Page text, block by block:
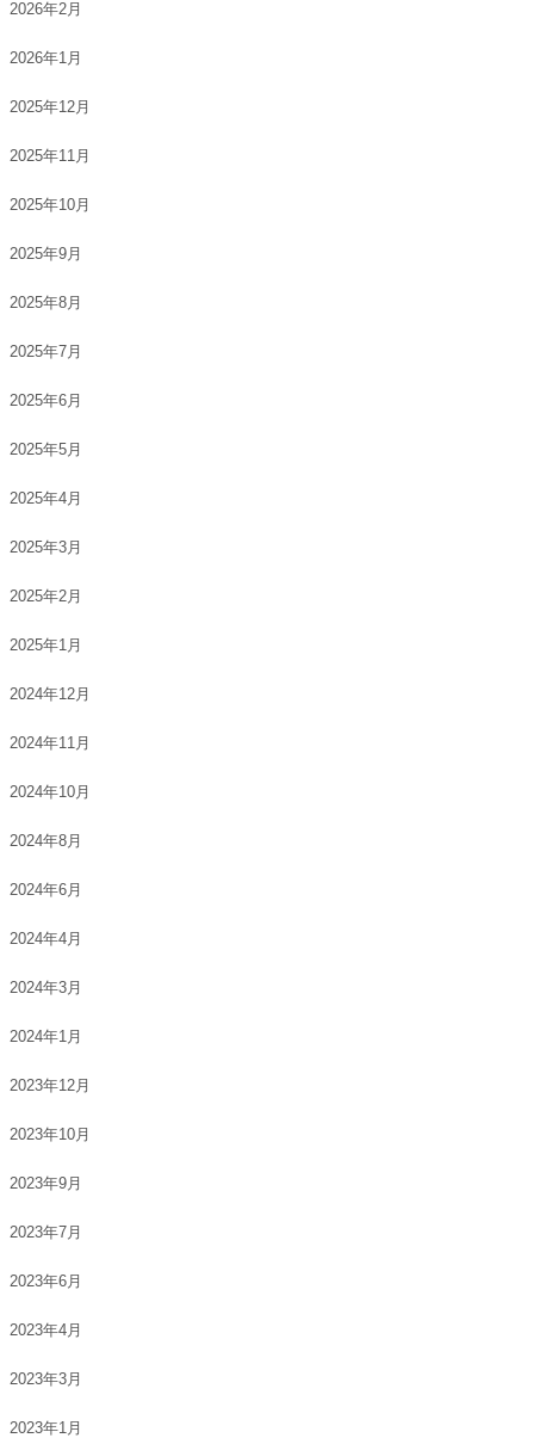
2026年2月
2026年1月
2025年12月
2025年11月
2025年10月
2025年9月
2025年8月
2025年7月
2025年6月
2025年5月
2025年4月
2025年3月
2025年2月
2025年1月
2024年12月
2024年11月
2024年10月
2024年8月
2024年6月
2024年4月
2024年3月
2024年1月
2023年12月
2023年10月
2023年9月
2023年7月
2023年6月
2023年4月
2023年3月
2023年1月